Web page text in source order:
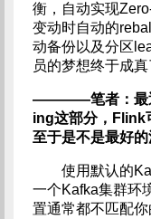
衡，自动实现
变动时自动的
动备份以及分区
员的梦想终于成真
————笔者：最
ing这部分，Flink
至于是不是最好
使用默认的
一个Kafka集群环
置通常都不匹配